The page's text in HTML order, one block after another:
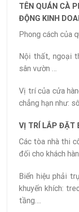
TÊN QUÁN CÀ
ĐỘNG KINH
Phong cách của
Nội thất, ngoại
sân vườn …
Vị trí của cửa
chẳng hạn như:
VỊ TRÍ LẮP ĐẶT
Các tòa nhà thi
đối cho khách
Biển hiệu phải
khuyến khích:
tầng….